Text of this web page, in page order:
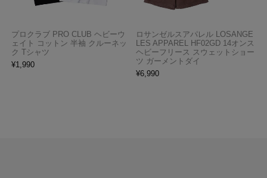
プロクラブ PRO CLUB ヘビーウ
ェイト コットン 半袖 クルーネッ
ク Tシャツ
¥1,990
ロサンゼルスアパレル LOSANGE
LES APPAREL HF02GD 14オンス
ヘビーフリース スウェットショー
ツ ガーメントダイ
¥6,990